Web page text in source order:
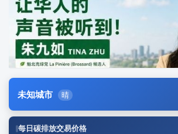
未知城市 晴
每日碳排放交易价格